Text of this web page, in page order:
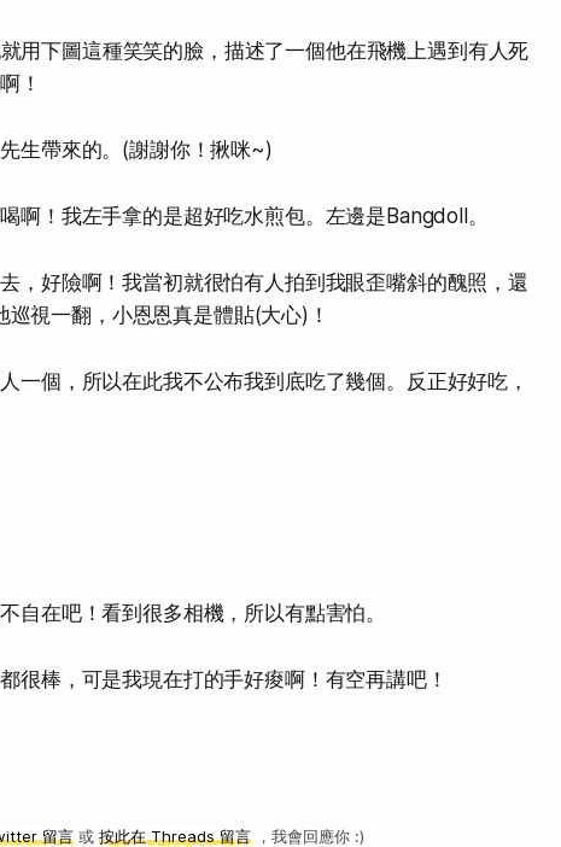
用下圖這種笑笑的臉，描述了一個他在飛機上遇到有人死
！
生帶來的。(謝謝你！揪咪~)
啊！我左手拿的是超好吃水煎包。左邊是Bangdoll。
，好險啊！我當初就很怕有人拍到我眼歪嘴斜的醜照，還
視一翻，小恩恩真是體貼(大心)！
一個，所以在此我不公布我到底吃了幾個。反正好好吃，
自在吧！看到很多相機，所以有點害怕。
很棒，可是我現在打的手好痠啊！有空再講吧！
留言 或 按此在 Threads 留言 ，我會回應你 :)